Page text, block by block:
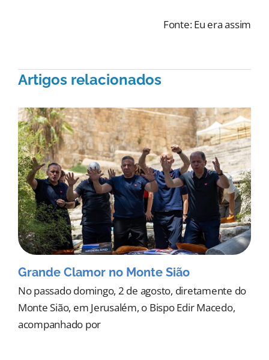
Fonte: Eu era assim
Artigos relacionados
Grande Clamor no Monte Sião
No passado domingo, 2 de agosto, diretamente do
Monte Sião, em Jerusalém, o Bispo Edir Macedo,
acompanhado por